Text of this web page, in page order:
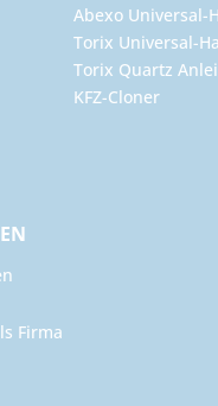
Abexo Universal-
Torix Universal-
Torix Quartz
KFZ-Cloner
Firma